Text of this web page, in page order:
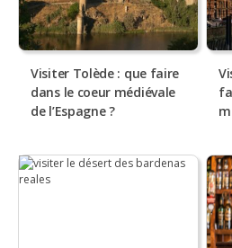
Visiter Tolède : que faire
dans le coeur médiévale
de l’Espagne ?